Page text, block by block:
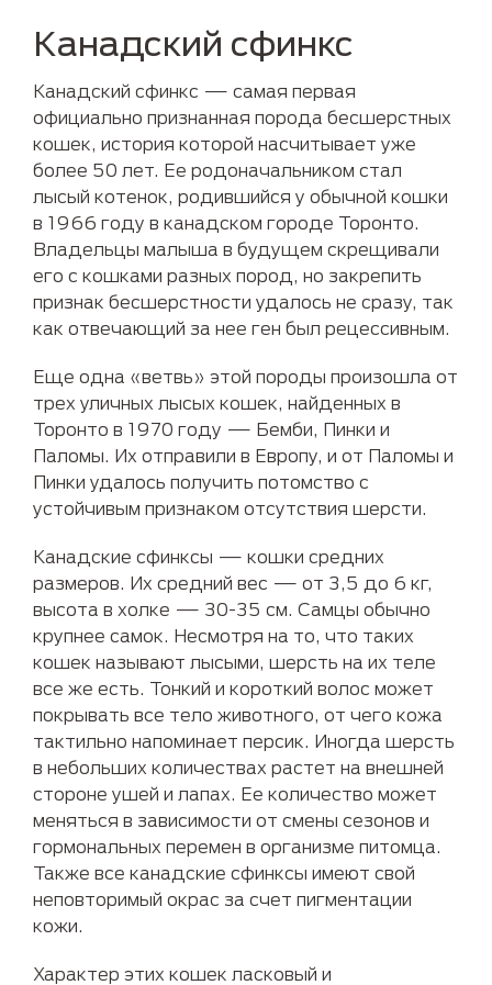
Канадский сфинкс
Канадский сфинкс — самая первая
официально признанная порода бесшерстных
кошек, история которой насчитывает уже
более 50 лет. Ее родоначальником стал
лысый котенок, родившийся у обычной кошки
в 1966 году в канадском городе Торонто.
Владельцы малыша в будущем скрещивали
его с кошками разных пород, но закрепить
признак бесшерстности удалось не сразу, так
как отвечающий за нее ген был рецессивным.
Еще одна «ветвь» этой породы произошла от
трех уличных лысых кошек, найденных в
Торонто в 1970 году — Бемби, Пинки и
Паломы. Их отправили в Европу, и от Паломы и
Пинки удалось получить потомство с
устойчивым признаком отсутствия шерсти.
Канадские сфинксы — кошки средних
размеров. Их средний вес — от 3,5 до 6 кг,
высота в холке — 30-35 см. Самцы обычно
крупнее самок. Несмотря на то, что таких
кошек называют лысыми, шерсть на их теле
все же есть. Тонкий и короткий волос может
покрывать все тело животного, от чего кожа
тактильно напоминает персик. Иногда шерсть
в небольших количествах растет на внешней
стороне ушей и лапах. Ее количество может
меняться в зависимости от смены сезонов и
гормональных перемен в организме питомца.
Также все канадские сфинксы имеют свой
неповторимый окрас за счет пигментации
кожи.
Характер этих кошек ласковый и